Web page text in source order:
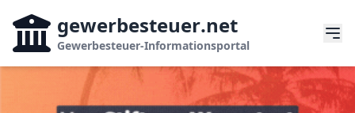
gewerbesteuer.net
Gewerbesteuer-Informationsportal